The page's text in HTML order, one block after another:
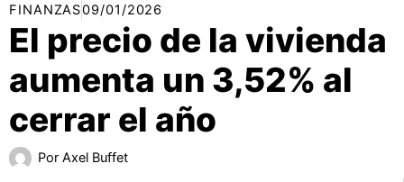
FINANZAS09/01/2026
El precio de la vivienda
aumenta un 3,52% al
cerrar el año
Por Axel Buffet